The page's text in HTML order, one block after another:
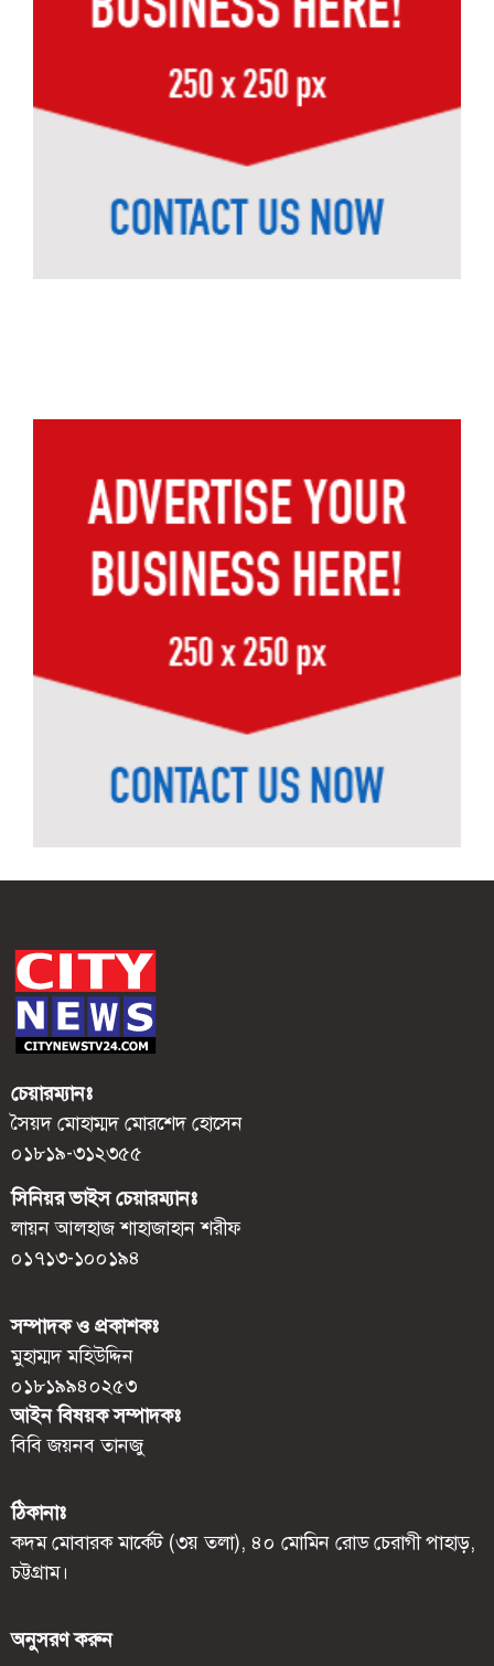
চেয়ারম্যানঃ
সৈয়দ মোহাম্মদ মোরশেদ হোসেন
০১৮১৯-৩১২৩৫৫
সিনিয়র ভাইস চেয়ারম্যানঃ
লায়ন আলহাজ শাহাজাহান শরীফ
০১৭১৩-১০০১৯৪
সম্পাদক ও প্রকাশকঃ
মুহাম্মদ মহিউদ্দিন
০১৮১৯৯৪০২৫৩
আইন বিষয়ক সম্পাদকঃ
বিবি জয়নব তানজু
ঠিকানাঃ
কদম মোবারক মার্কেট (৩য় তলা), ৪০ মোমিন রোড চেরাগী পাহাড়,
চট্টগ্রাম।
অনুসরণ করুন